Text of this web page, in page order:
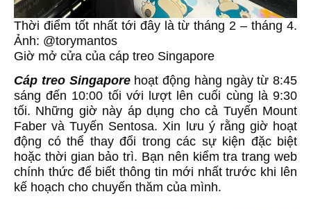
Thời điểm tốt nhất tới đây là từ tháng 2 – tháng 4.
Ảnh: @torymantos
Giờ mở cửa của cáp treo Singapore
Cáp treo Singaporehoạt động hàng ngày từ 8:45
sáng đến 10:00 tối với lượt lên cuối cùng là 9:30
tối. Những giờ này áp dụng cho cả Tuyến Mount
Faber và Tuyến Sentosa. Xin lưu ý rằng giờ hoạt
động có thể thay đổi trong các sự kiện đặc biệt
hoặc thời gian bảo trì. Bạn nên kiểm tra trang web
chính thức để biết thông tin mới nhất trước khi lên
kế hoạch cho chuyến thăm của mình.